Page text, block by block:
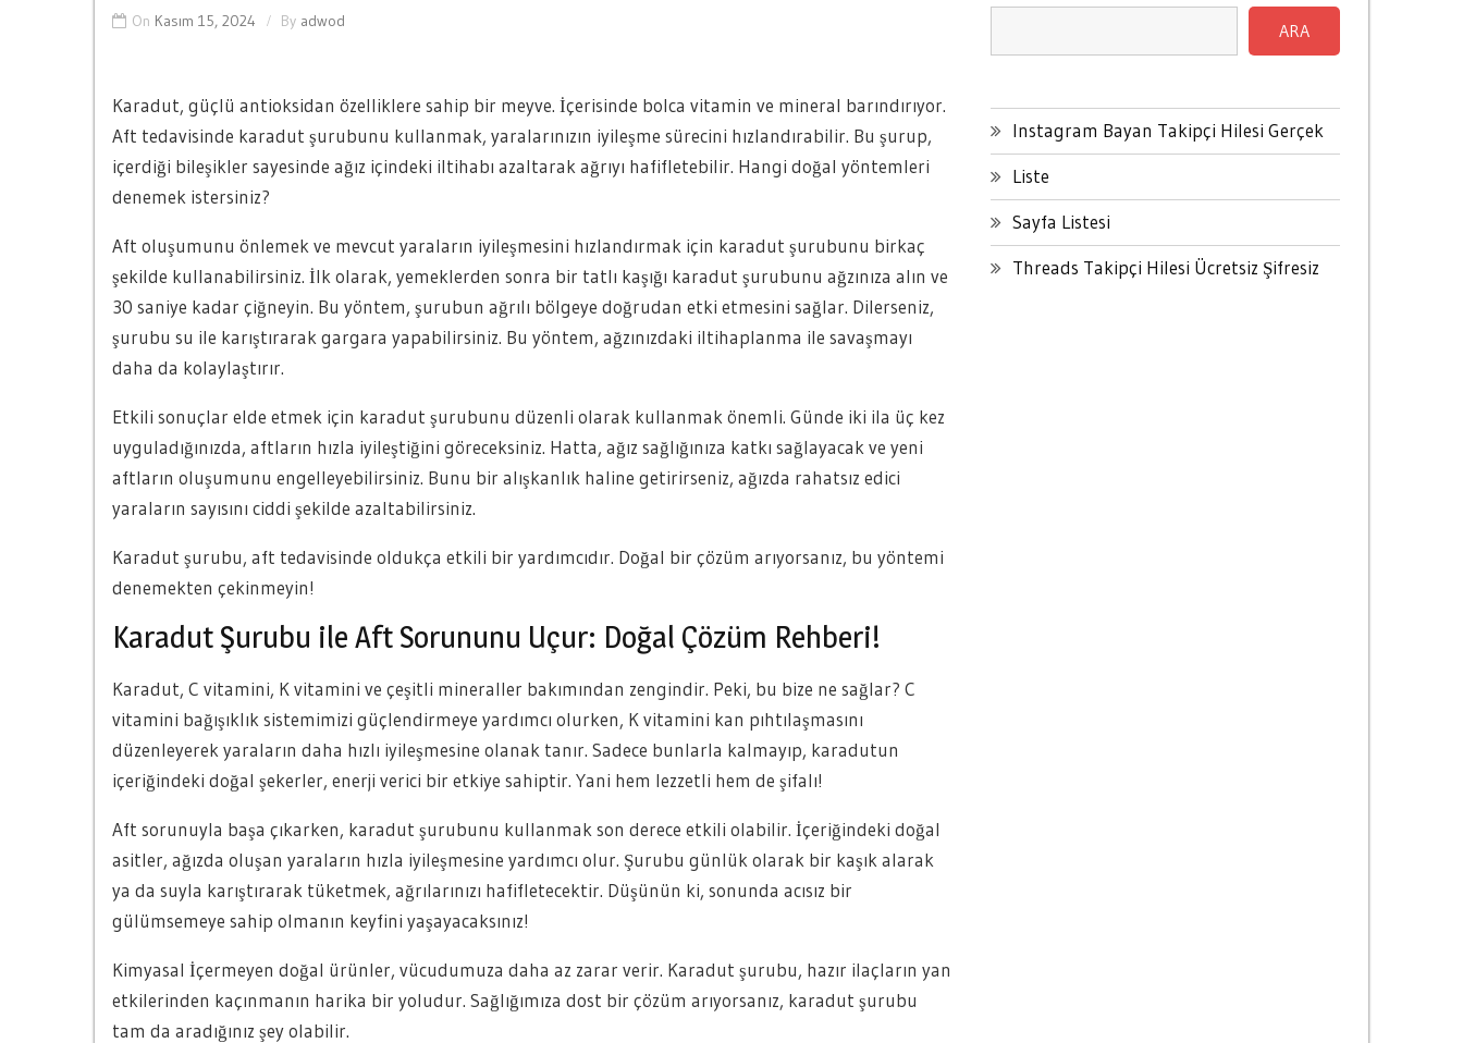
On Kasım 15, 2024 By adwod
Karadut, güçlü antioksidan özelliklere sahip bir meyve. İçerisinde bolca vitamin ve mineral barındırıyor.
Aft tedavisinde karadut şurubunu kullanmak, yaralarınızın iyileşme sürecini hızlandırabilir. Bu şurup,
içerdiği bileşikler sayesinde ağız içindeki iltihabı azaltarak ağrıyı hafifletebilir. Hangi doğal yöntemleri
denemek istersiniz?
Aft oluşumunu önlemek ve mevcut yaraların iyileşmesini hızlandırmak için karadut şurubunu birkaç
şekilde kullanabilirsiniz. İlk olarak, yemeklerden sonra bir tatlı kaşığı karadut şurubunu ağzınıza alın ve
30 saniye kadar çiğneyin. Bu yöntem, şurubun ağrılı bölgeye doğrudan etki etmesini sağlar. Dilerseniz,
şurubu su ile karıştırarak gargara yapabilirsiniz. Bu yöntem, ağzınızdaki iltihaplanma ile savaşmayı
daha da kolaylaştırır.
Etkili sonuçlar elde etmek için karadut şurubunu düzenli olarak kullanmak önemli. Günde iki ila üç kez
uyguladığınızda, aftların hızla iyileştiğini göreceksiniz. Hatta, ağız sağlığınıza katkı sağlayacak ve yeni
aftların oluşumunu engelleyebilirsiniz. Bunu bir alışkanlık haline getirirseniz, ağızda rahatsız edici
yaraların sayısını ciddi şekilde azaltabilirsiniz.
Karadut şurubu, aft tedavisinde oldukça etkili bir yardımcıdır. Doğal bir çözüm arıyorsanız, bu yöntemi
denemekten çekinmeyin!
Karadut Şurubu ile Aft Sorununu Uçur: Doğal Çözüm Rehberi!
Karadut, C vitamini, K vitamini ve çeşitli mineraller bakımından zengindir. Peki, bu bize ne sağlar? C
vitamini bağışıklık sistemimizi güçlendirmeye yardımcı olurken, K vitamini kan pıhtılaşmasını
düzenleyerek yaraların daha hızlı iyileşmesine olanak tanır. Sadece bunlarla kalmayıp, karadutun
içeriğindeki doğal şekerler, enerji verici bir etkiye sahiptir. Yani hem lezzetli hem de şifalı!
Aft sorunuyla başa çıkarken, karadut şurubunu kullanmak son derece etkili olabilir. İçeriğindeki doğal
asitler, ağızda oluşan yaraların hızla iyileşmesine yardımcı olur. Şurubu günlük olarak bir kaşık alarak
ya da suyla karıştırarak tüketmek, ağrılarınızı hafifletecektir. Düşünün ki, sonunda acısız bir
gülümsemeye sahip olmanın keyfini yaşayacaksınız!
Kimyasal İçermeyen doğal ürünler, vücudumuza daha az zarar verir. Karadut şurubu, hazır ilaçların yan
etkilerinden kaçınmanın harika bir yoludur. Sağlığımıza dost bir çözüm arıyorsanız, karadut şurubu
tam da aradığınız şey olabilir.
ARA
Instagram Bayan Takipçi Hilesi Gerçek
Liste
Sayfa Listesi
Threads Takipçi Hilesi Ücretsiz Şifresiz